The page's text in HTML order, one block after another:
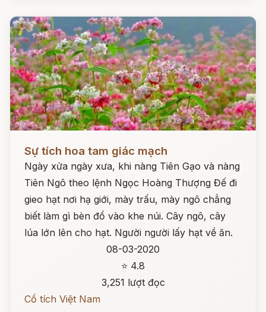
Sự tích hoa tam giác mạch
Ngày xửa ngày xưa, khi nàng Tiên Gạo và nàng
Tiên Ngô theo lệnh Ngọc Hoàng Thượng Đế đi
gieo hạt nơi hạ giới, mày trấu, mày ngô chẳng
biết làm gì bèn đổ vào khe núi. Cây ngô, cây
lúa lớn lên cho hạt. Người người lấy hạt về ăn.
08-03-2020
⭐ 4.8
3,251 lượt đọc
Cổ tích Việt Nam